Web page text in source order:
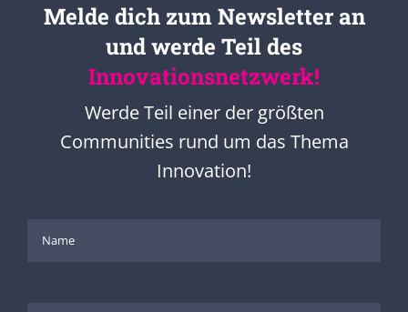
Melde dich zum Newsletter an
und werde Teil des
Innovationsnetzwerk!
Werde Teil einer der größten
Communities rund um das Thema
Innovation!